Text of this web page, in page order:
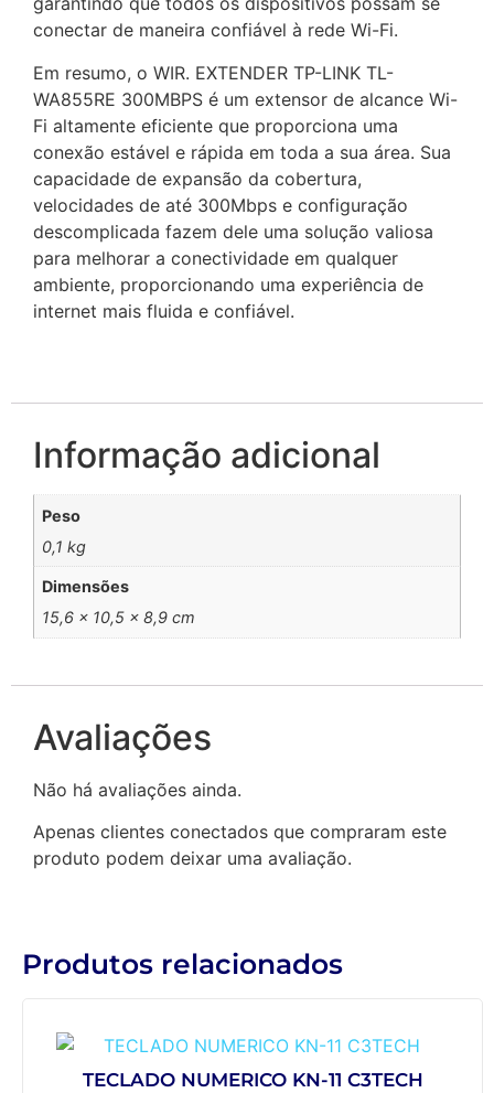
conectar de maneira confiável à rede Wi-Fi.
Em resumo, o WIR. EXTENDER TP-LINK TL-
WA855RE 300MBPS é um extensor de alcance Wi-
Fi altamente eficiente que proporciona uma
conexão estável e rápida em toda a sua área. Sua
capacidade de expansão da cobertura,
velocidades de até 300Mbps e configuração
descomplicada fazem dele uma solução valiosa
para melhorar a conectividade em qualquer
ambiente, proporcionando uma experiência de
internet mais fluida e confiável.
Informação adicional
Peso
0,1 kg
Dimensões
15,6 × 10,5 × 8,9 cm
Avaliações
Não há avaliações ainda.
Apenas clientes conectados que compraram este
produto podem deixar uma avaliação.
Produtos relacionados
TECLADO NUMERICO KN-11 C3TECH